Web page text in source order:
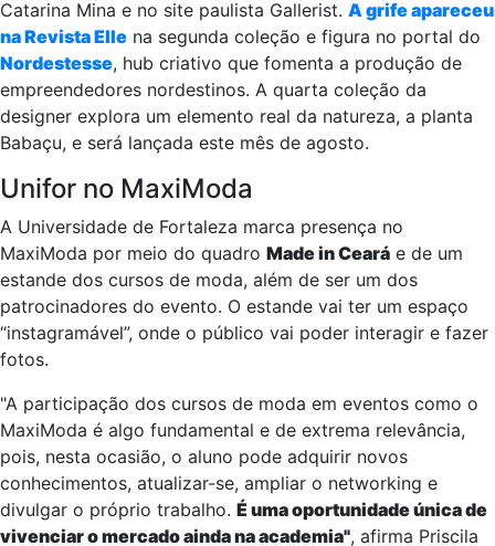
Catarina Mina e no site paulista Gallerist. A grife apareceu
na Revista Elle na segunda coleção e figura no portal do
Nordestesse, hub criativo que fomenta a produção de
empreendedores nordestinos. A quarta coleção da
designer explora um elemento real da natureza, a planta
Babaçu, e será lançada este mês de agosto.
Unifor no MaxiModa
A Universidade de Fortaleza marca presença no
MaxiModa por meio do quadro Made in Ceará e de um
estande dos cursos de moda, além de ser um dos
patrocinadores do evento. O estande vai ter um espaço
“instagramável”, onde o público vai poder interagir e fazer
fotos.
"A participação dos cursos de moda em eventos como o
MaxiModa é algo fundamental e de extrema relevância,
pois, nesta ocasião, o aluno pode adquirir novos
conhecimentos, atualizar-se, ampliar o networking e
divulgar o próprio trabalho. É uma oportunidade única de
vivenciar o mercado ainda na academia", afirma Priscila